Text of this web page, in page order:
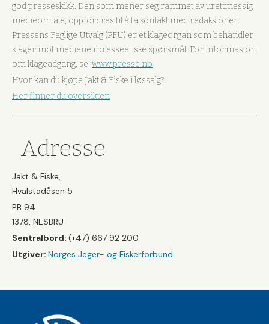
god presseskikk. Den som mener seg rammet av urettmessig
medieomtale, oppfordres til å ta kontakt med redaksjonen.
Pressens Faglige Utvalg (PFU) er et klageorgan som behandler
klager mot mediene i presseetiske spørsmål. For informasjon
om klageadgang, se: www.presse.no
Hvor kan du kjøpe Jakt & Fiske i løssalg?
Her finner du oversikten
Adresse
Jakt & Fiske,
Hvalstadåsen 5
PB 94
1378, NESBRU
Sentralbord: (+47) 667 92 200
Utgiver: Norges Jeger- og Fiskerforbund